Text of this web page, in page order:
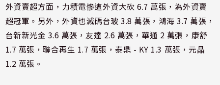
外資賣超方面，力積電慘遭外資大砍 6.7 萬張，為外資賣
超冠軍。另外，外資也減碼台玻 3.8 萬張，鴻海 3.7 萬張，
台新新光金 3.6 萬張，友達 2.6 萬張，華通 2 萬張，康舒
1.7 萬張，聯合再生 1.7 萬張，泰鼎 - KY 1.3 萬張，元晶
1.2 萬張。